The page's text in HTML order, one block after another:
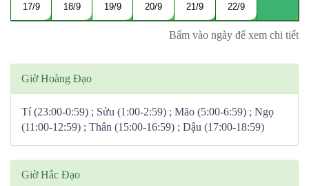
17/9 18/9 19/9 20/9 21/9 22/9
Bấm vào ngày để xem chi tiết
Giờ Hoàng Đạo
Tí (23:00-0:59) ; Sửu (1:00-2:59) ; Mão (5:00-6:59) ; Ngọ
(11:00-12:59) ; Thân (15:00-16:59) ; Dậu (17:00-18:59)
Giờ Hắc Đạo